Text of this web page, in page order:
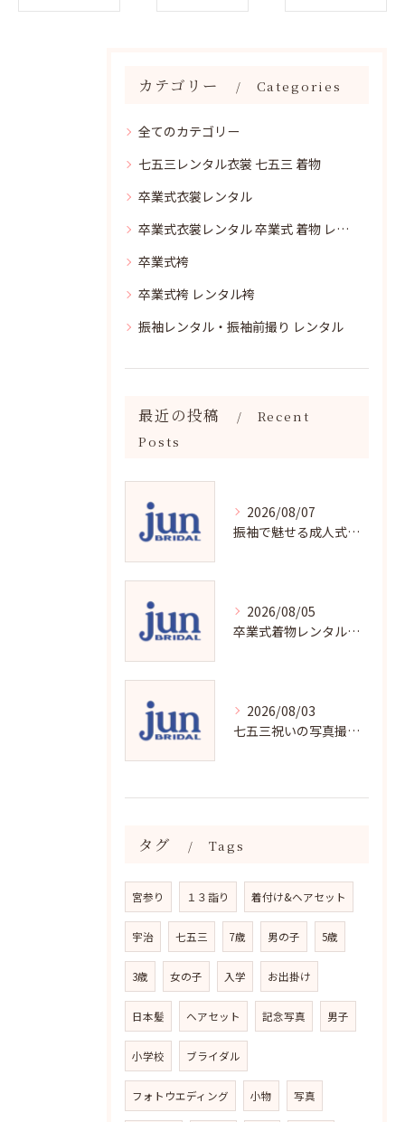
カテゴリー Categories
全てのカテゴリー
七五三レンタル衣裳 七五三 着物
卒業式衣裳レンタル
卒業式衣裳レンタル 卒業式 着物 レンタル
卒業式袴
卒業式袴 レンタル袴
振袖レンタル・振袖前撮り レンタル
最近の投稿
Recent
Posts
2026/08/07
振袖で魅せる成人式写真の魅力と撮影ポイント
2026/08/05
卒業式着物レンタルの選び方と魅力
2026/08/03
七五三祝いの写真撮影で残す成長の瞬間
タグ Tags
宮参り １３詣り 着付け&ヘアセット
宇治 七五三 7歳 男の子 5歳
3歳 女の子 入学 お出掛け
日本髪 ヘアセット 記念写真 男子
小学校 ブライダル
フォトウエディング 小物 写真